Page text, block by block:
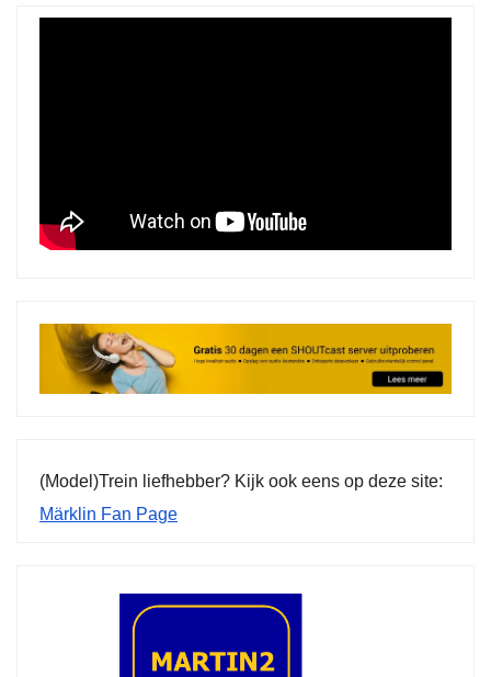
(Model)Trein liefhebber? Kijk ook eens op deze site:
Märklin Fan Page